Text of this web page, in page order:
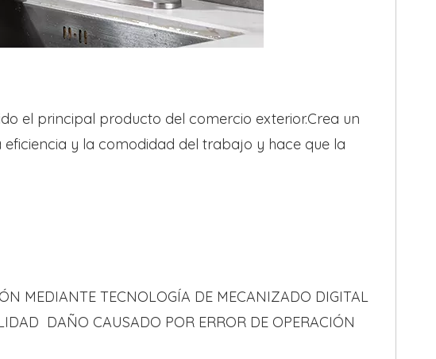
el principal producto del comercio exterior.Crea un
y la comodidad del trabajo y hace que la
MEDIANTE TECNOLOGÍA DE MECANIZADO DIGITAL
DAÑO CAUSADO POR ERROR DE OPERACIÓN